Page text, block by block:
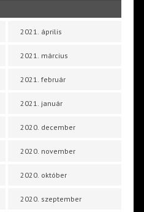
2021. április
2021. március
2021. február
2021. január
2020. december
2020. november
2020. október
2020. szeptember